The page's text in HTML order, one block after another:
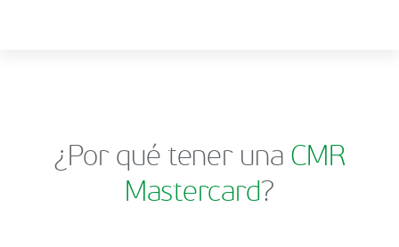
¿Por qué tener una CMR
Mastercard?